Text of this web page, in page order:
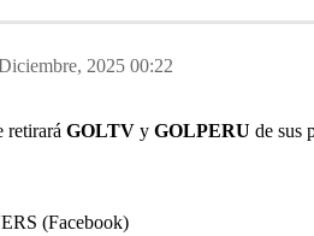
2025 00:22
retirará GOLTV y GOLPERU de sus
(Facebook)